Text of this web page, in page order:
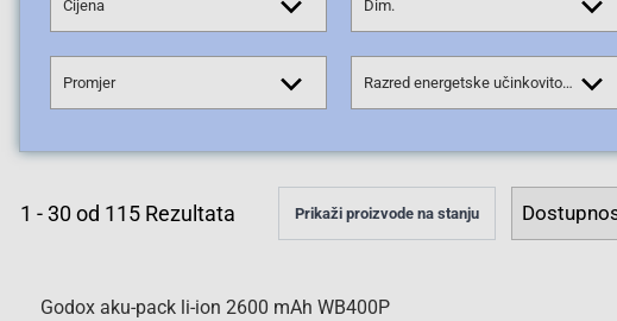
Cijena Dim.
Promjer Razred energetske učinkovitosti
1 - 30 od 115 Rezultata Prikaži proizvode na stanju
Godox aku-pack li-ion 2600 mAh WB400P